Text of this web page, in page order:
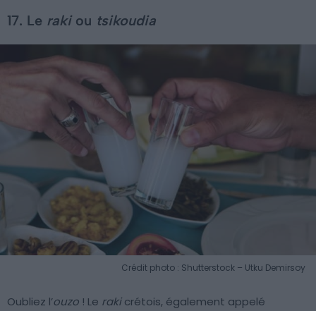
17. Le raki ou tsikoudia
Crédit photo : Shutterstock – Utku Demirsoy
Oubliez l’ouzo ! Le rakicrétois, également appelé